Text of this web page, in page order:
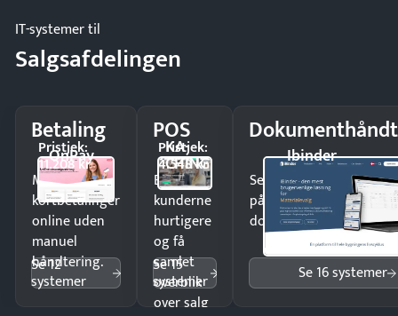
IT-systemer til
Salgsafdelingen
Betaling
OnPay
Pristjek:
11.208 kr
Modtag
kortbetalinger
online uden
manuel
håndtering.
Se 12
systemer
POS
KA-
CHING
Pristjek:
4.548 kr
Ekspedér
kunderne
hurtigere
og få
samlet
overblik
over salg
Se 15
systemer
Ibinder
Send kontrakter til
på minutter og mist
dokumenter.
Se 16 systemer